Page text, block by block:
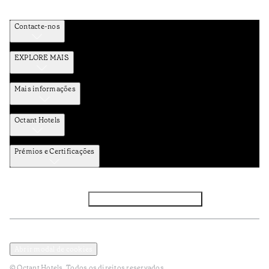
Contacte-nos
EXPLORE MAIS
Mais informações
Octant Hotels
Prémios e Certificações